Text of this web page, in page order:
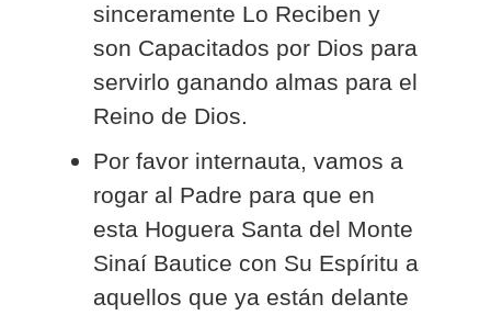
sinceramente Lo Reciben y
son Capacitados por Dios para
servirlo ganando almas para el
Reino de Dios.
Por favor internauta, vamos a
rogar al Padre para que en
esta Hoguera Santa del Monte
Sinaí Bautice con Su Espíritu a
aquellos que ya están delante